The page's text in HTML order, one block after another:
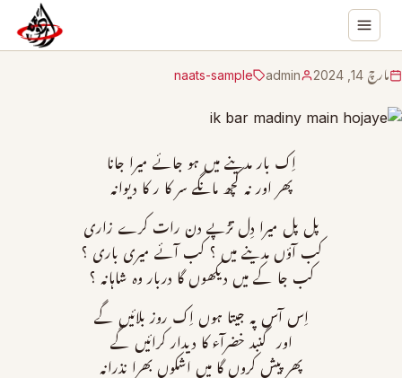
مارچ 14, 2024 admin
naats-sample
اِک بار مدینے میں ہو جائے میرا جانا
پھر اور نہ کچھ مانگے سر کا ر کا دیوانہ
پل پل میرا دِل تڑپے دن رات کرے زاری
کب آؤں مدینے میں ؟ کب آئے میری باری ؟
کب جا کے میں دیکھوں گا دربار وہ شاہانہ ؟
اِس آس پہ جیتا ہوں اِک روز بلائیں گے
اور گنبد خضرآء کا دیدار کرائیں گے
پھر پیش کروں گا میں اشکوں بھرا نذرانہ